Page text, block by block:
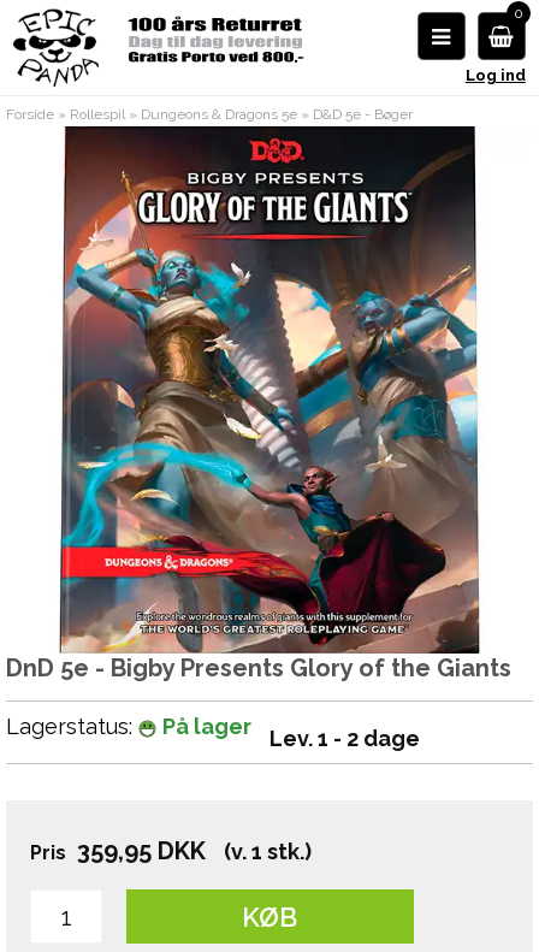
0
Log ind
Forside » Rollespil» Dungeons & Dragons 5e » D&D 5e - Bøger
DnD 5e - Bigby Presents Glory of the Giants
Lagerstatus: På lager Lev. 1 - 2 dage
Pris 359,95 DKK (v. 1 stk.)
KØB